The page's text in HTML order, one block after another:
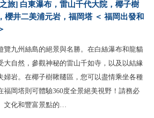
旅] 白東瀑布，雷山千代大院，椰子樹
櫻井二美浦元岩，福岡塔 ＜ 福岡出發和
覽九州絲島的絕景與名勝。在白絲瀑布和龍貓
大自然，參觀神秘的雷山千如寺，以及以結緣
婦岩。在椰子樹鞦韆區，您可以盡情乘坐各種
福岡塔則可體驗360度全景絕美視野！請務必
文化和豐富景點的…